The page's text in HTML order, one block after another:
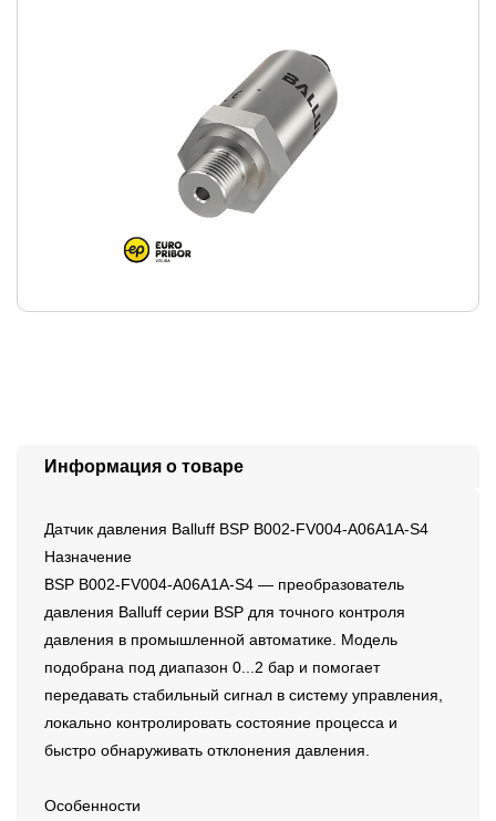
Информация о товаре
Датчик давления Balluff BSP B002-FV004-A06A1A-S4
Назначение
BSP B002-FV004-A06A1A-S4 — преобразователь
давления Balluff серии BSP для точного контроля
давления в промышленной автоматике. Модель
подобрана под диапазон 0...2 бар и помогает
передавать стабильный сигнал в систему управления,
локально контролировать состояние процесса и
быстро обнаруживать отклонения давления.
Особенности